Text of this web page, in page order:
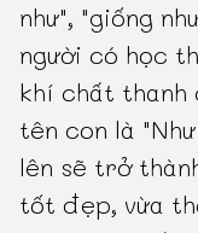
như", "giống
người có học
khí chất thanh
tên con là
lên sẽ trở
tốt đẹp, vừa